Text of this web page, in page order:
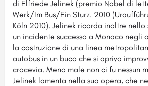
di Elfriede Jelinek (premio Nobel di
Werk/Im Bus/Ein Sturz. 2010
Köln 2010). Jelinek ricorda inoltre nello
un incidente successo a Monaco negli
la costruzione di una linea
autobus in un buco che si apriva
crocevia. Meno male non ci fu nessun
Jelinek lamenta nella sua opera, che